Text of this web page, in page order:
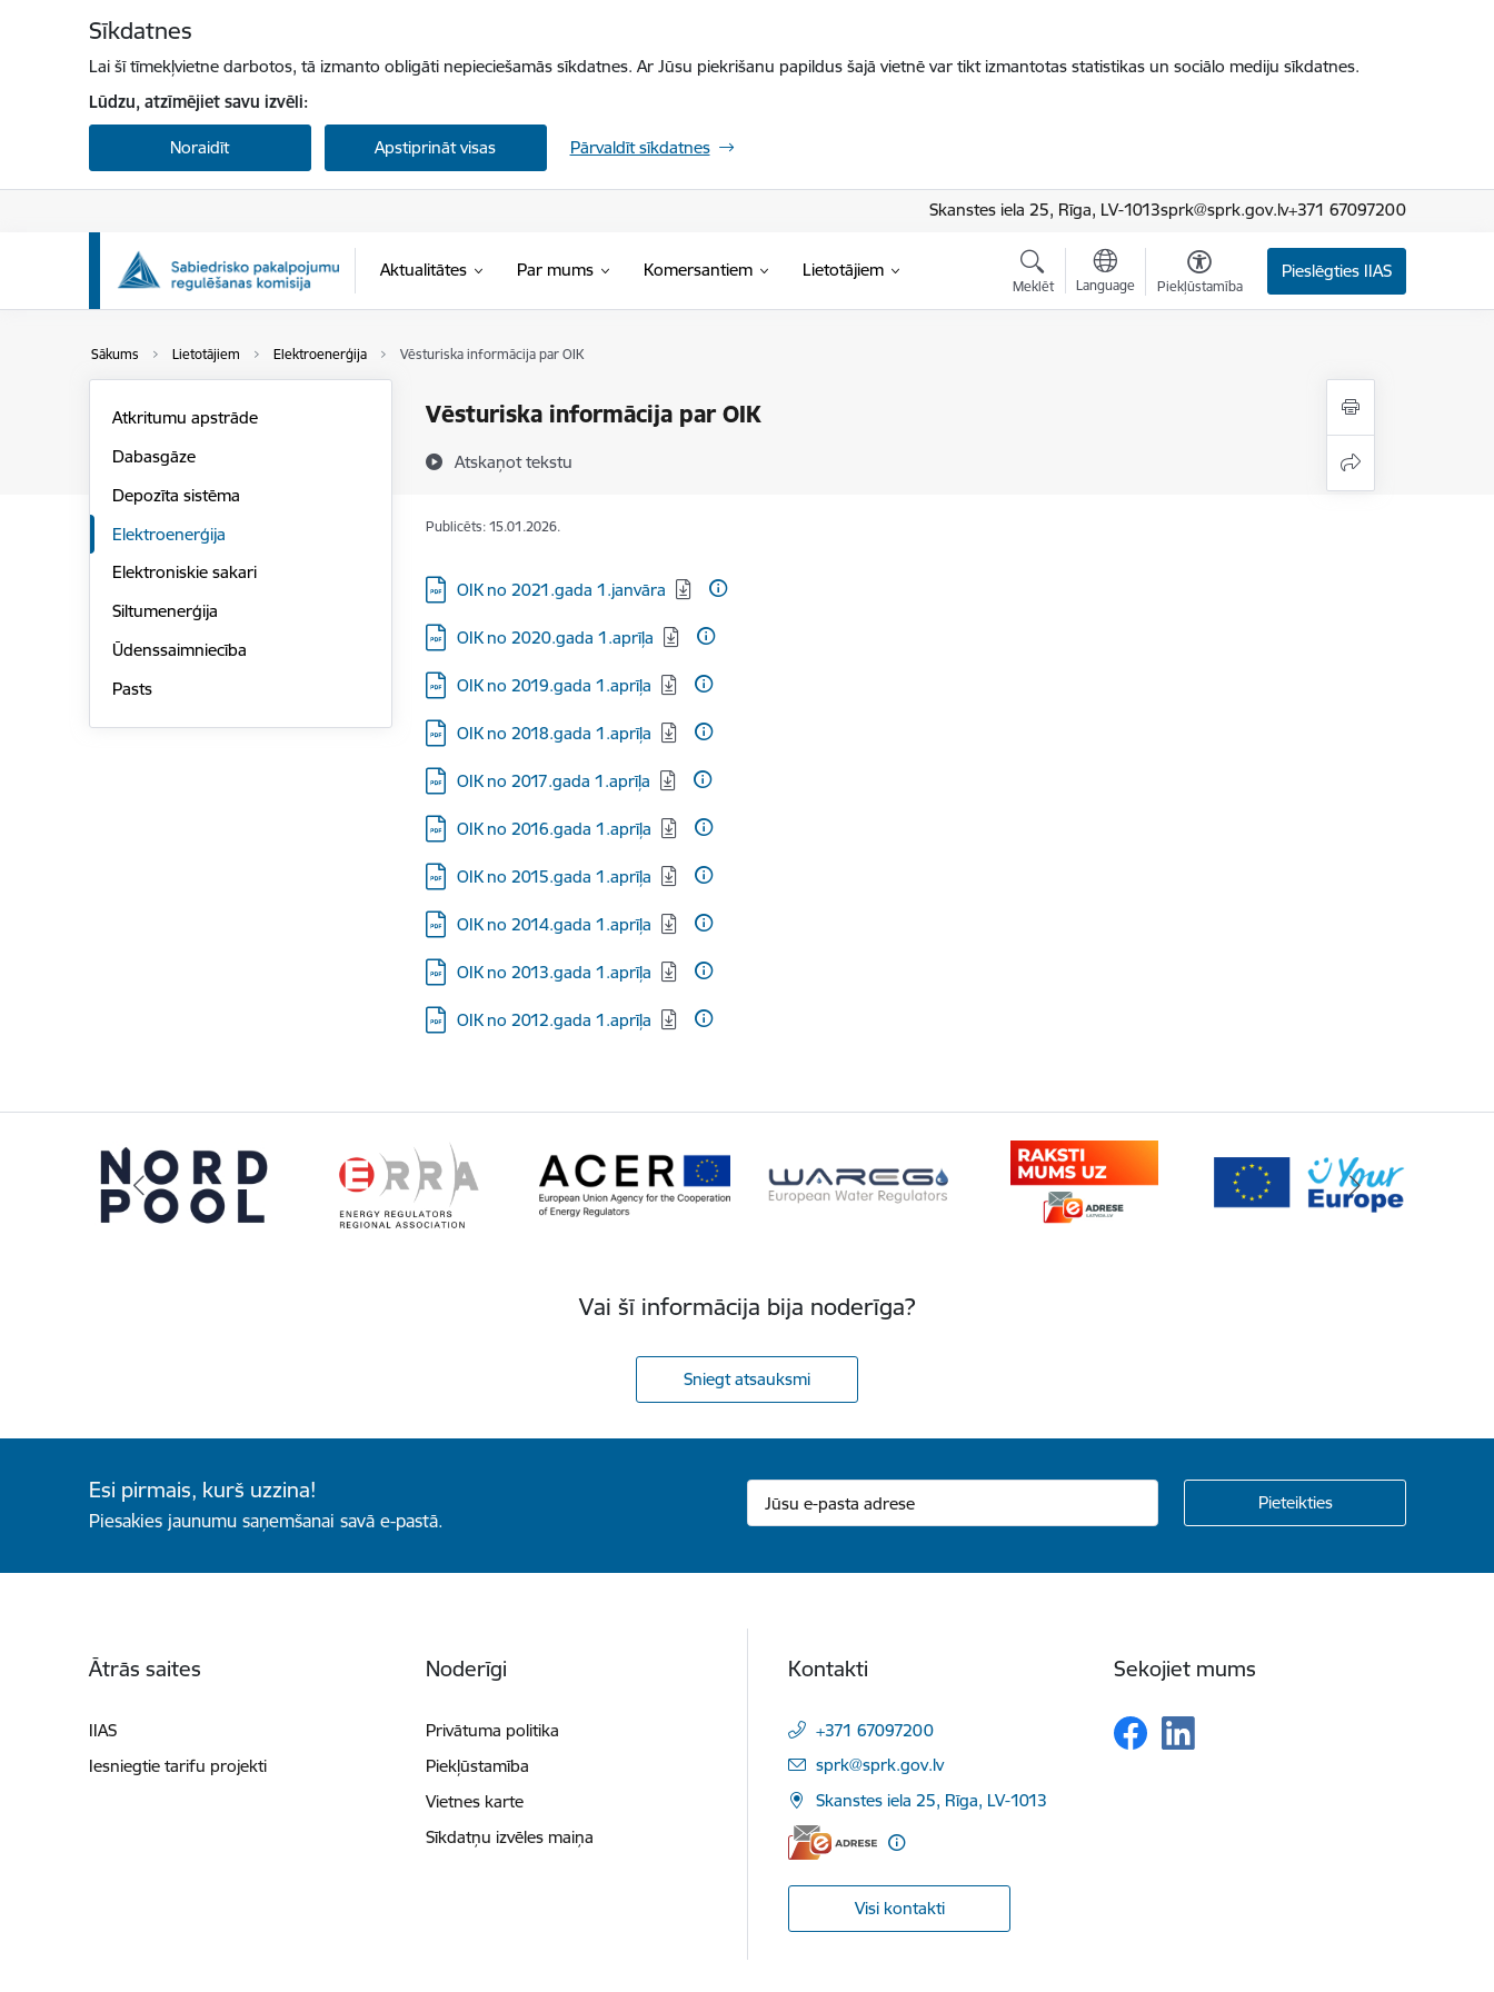
Sīkdatnes
Lai šī tīmekļvietne darbotos, tā izmanto obligāti nepieciešamās sīkdatnes. Ar Jūsu piekrišanu papildus šajā vietnē var tikt izmantotas statistikas un sociālo mediju sīkdatnes.
Lūdzu, atzīmējiet savu izvēli:
Noraidīt Apstiprināt visas Pārvaldīt sīkdatnes
Skanstes iela 25, Rīga, LV-1013sprk@sprk.gov.lv+371 67097200
Aktualitātes Par mums Komersantiem Lietotājiem
Meklēt Language Piekļūstamība
Pieslēgties IIAS
Sākums Lietotājiem Elektroenerģija Vēsturiska informācija par OIK
Vēsturiska informācija par OIK
Atskaņot tekstu
Atkritumu apstrāde
Dabasgāze
Depozīta sistēma
Elektroenerģija
Elektroniskie sakari
Siltumenerģija
Ūdenssaimniecība
Pasts
Publicēts: 15.01.2026.
Lejupielādēt:
OIK no 2021.gada 1.janvāra
Lejupielādēt:
OIK no 2020.gada 1.aprīļa
Lejupielādēt:
OIK no 2019.gada 1.aprīļa
Lejupielādēt:
OIK no 2018.gada 1.aprīļa
Lejupielādēt:
OIK no 2017.gada 1.aprīļa
Lejupielādēt:
OIK no 2016.gada 1.aprīļa
Lejupielādēt:
OIK no 2015.gada 1.aprīļa
Lejupielādēt:
OIK no 2014.gada 1.aprīļa
Lejupielādēt:
OIK no 2013.gada 1.aprīļa
Lejupielādēt:
OIK no 2012.gada 1.aprīļa
Vai šī informācija bija noderīga?
Sniegt atsauksmi
Esi pirmais, kurš uzzina!
Piesakies jaunumu saņemšanai savā e-pastā.
Ātrās saites
IIAS
Iesniegtie tarifu projekti
Noderīgi
Privātuma politika
Piekļūstamība
Vietnes karte
Sīkdatņu izvēles maiņa
Kontakti
+371 67097200
E-pasts:
sprk@sprk.gov.lv
Skanstes iela 25, Rīga, LV-1013
Visi kontakti
Sekojiet mums